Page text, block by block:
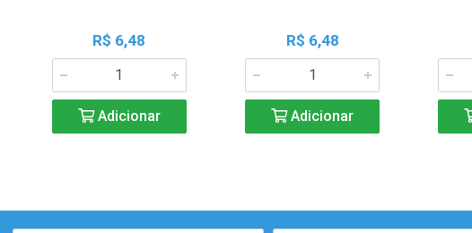
R$ 6,48
Adicionar
R$ 6,48
Adicionar